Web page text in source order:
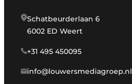
Schatbeurderlaan 6
6002 ED Weert
+31 495 450095
info@louwersmediagroep.nl